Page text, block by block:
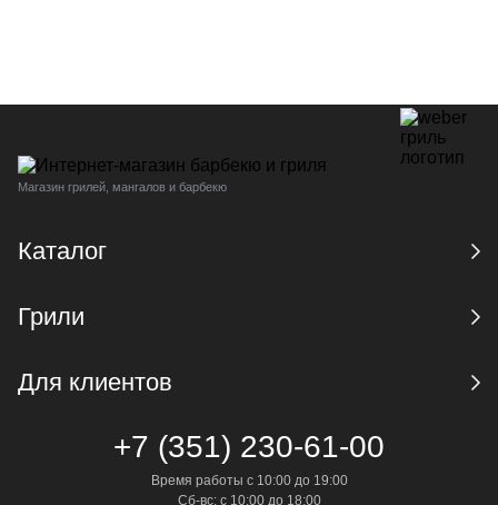
Магазин грилей, мангалов и барбекю
Каталог
Грили
Для клиентов
+7 (351) 230-61-00
Время работы с 10:00 до 19:00
Сб-вс: с 10:00 до 18:00